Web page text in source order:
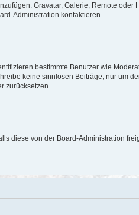
Gravatar, Galerie, Remote
Administration kontaktieren.
bestimmte Benutzer wie
keine sinnlosen Beiträge, nur um
zurücksetzen.
diese von der Board-Administration